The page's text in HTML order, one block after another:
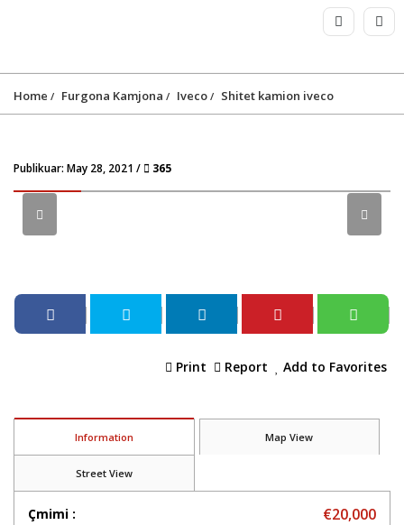
Home Furgona Kamjona Iveco Shitet kamion iveco
Publikuar: May 28, 2021 / 365
Add to Favorites
Report
Print
Information Map View
Street View
Çmimi : €20,000